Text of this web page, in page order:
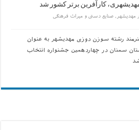
کارآفرین برتر کشور شد
مهديشهر,صنایع دستی و میراث فرهنگی
رشته سوزن دوزی مهدیشهر به عنوان
سمنان در چهاردهمین جشنواره انتخاب